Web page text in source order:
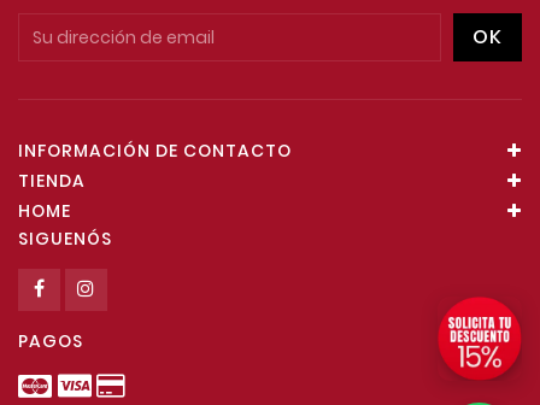
INFORMACIÓN DE CONTACTO
TIENDA
HOME
SIGUENÓS
PAGOS